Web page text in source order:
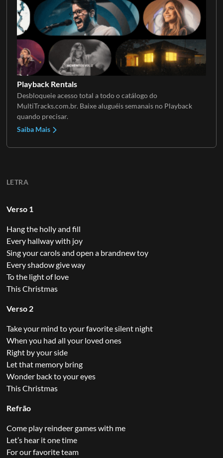
Playback Rentals
Desbloqueie acesso total a todo o catálogo do
MultiTracks.com.br. Baixe aluguéis semanais no Playback
quando precisar.
Saiba Mais
LETRA
Verso 1
Hang the holly and fill
Every hallway with joy
Sing your carols and open a brandnew toy
Every shadow give way
To the light of love
This Christmas
Verso 2
Take your mind to your favorite silent night
When you had all your loved ones
Right by your side
Let that memory bring
Wonder back to your eyes
This Christmas
Refrão
Come play reindeer games with me
Let’s hear it one time
For our favorite team